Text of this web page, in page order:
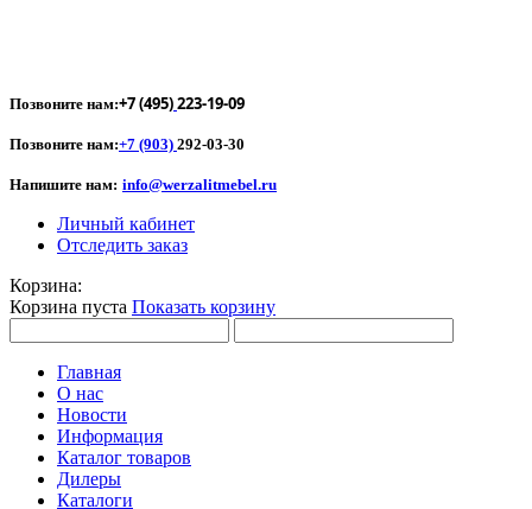
Позвоните нам:+7 (495)223-19-09
Позвоните нам:+7 (903) 292-03-30
Напишите нам: info@werzalitmebel.ru
Личный кабинет
Отследить заказ
Корзина:
Корзина пуста Показать корзину
Главная
О нас
Новости
Информация
Каталог товаров
Дилеры
Каталоги